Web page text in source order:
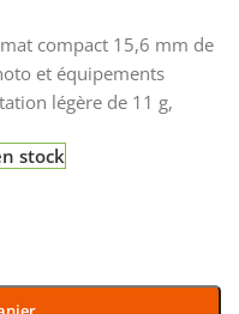
compact 15,6 mm de
et équipements
légère de 11 g,
stock